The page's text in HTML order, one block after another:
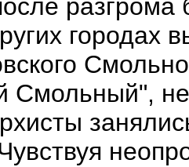
разгрома
городах
Смольный",